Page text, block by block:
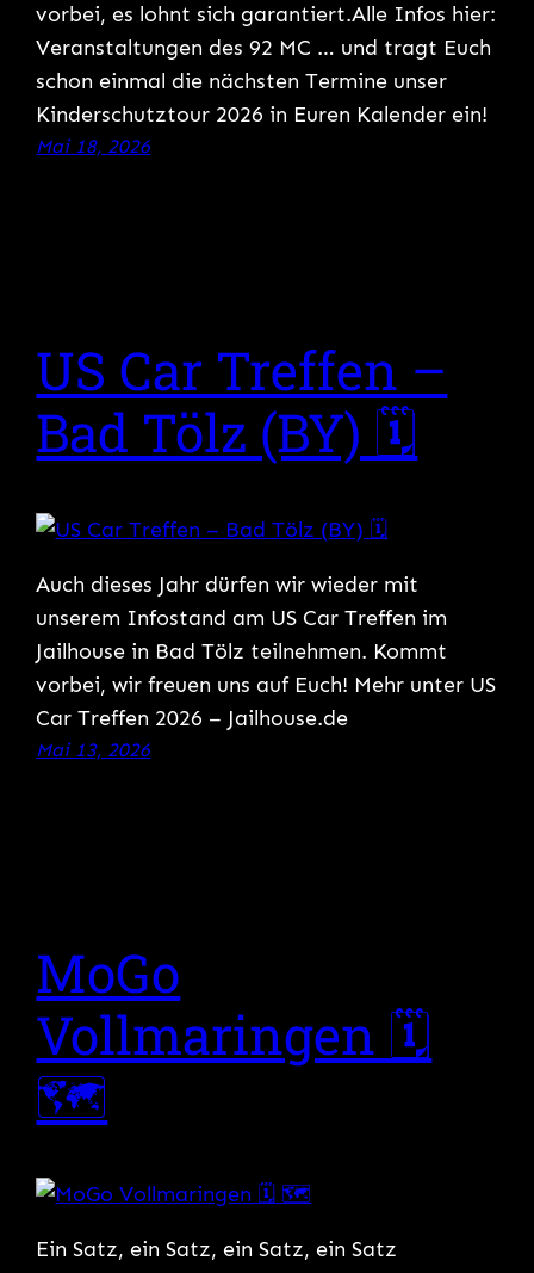
vorbei, es lohnt sich garantiert.Alle Infos hier:
Veranstaltungen des 92 MC … und tragt Euch
schon einmal die nächsten Termine unser
Kinderschutztour 2026 in Euren Kalender ein!
Mai 18, 2026
US Car Treffen –
Bad Tölz (BY) 🗓
Auch dieses Jahr dürfen wir wieder mit
unserem Infostand am US Car Treffen im
Jailhouse in Bad Tölz teilnehmen. Kommt
vorbei, wir freuen uns auf Euch! Mehr unter US
Car Treffen 2026 – Jailhouse.de
Mai 13, 2026
MoGo
Vollmaringen 🗓
🗺
Ein Satz, ein Satz, ein Satz, ein Satz